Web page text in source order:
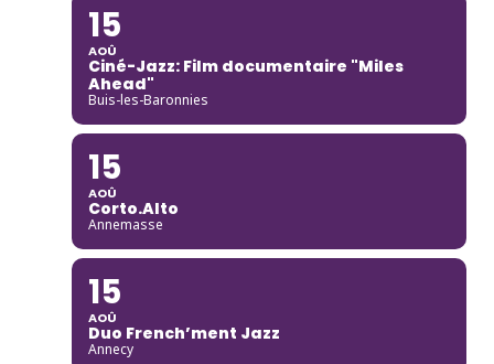
15
AOÛ
Ciné-Jazz: Film documentaire "Miles
Ahead"
Buis-les-Baronnies
15
AOÛ
Corto.Alto
Annemasse
15
AOÛ
Duo French’ment Jazz
Annecy